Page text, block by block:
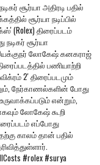
சூர்யா அதிரடி பதில்
சூர்யா நடிப்பில்
(Rolex) திரைப்படம்
சூர்யா
லோகேஷ் கனகராஜ்
பணியாற்றி
2' திரைப்படமும்
நேர்காணல்களின் போது
என்றும்,
லோகேஷ் கூறி
எப்போது
காலம் தான் பதில்
#rolex #surya